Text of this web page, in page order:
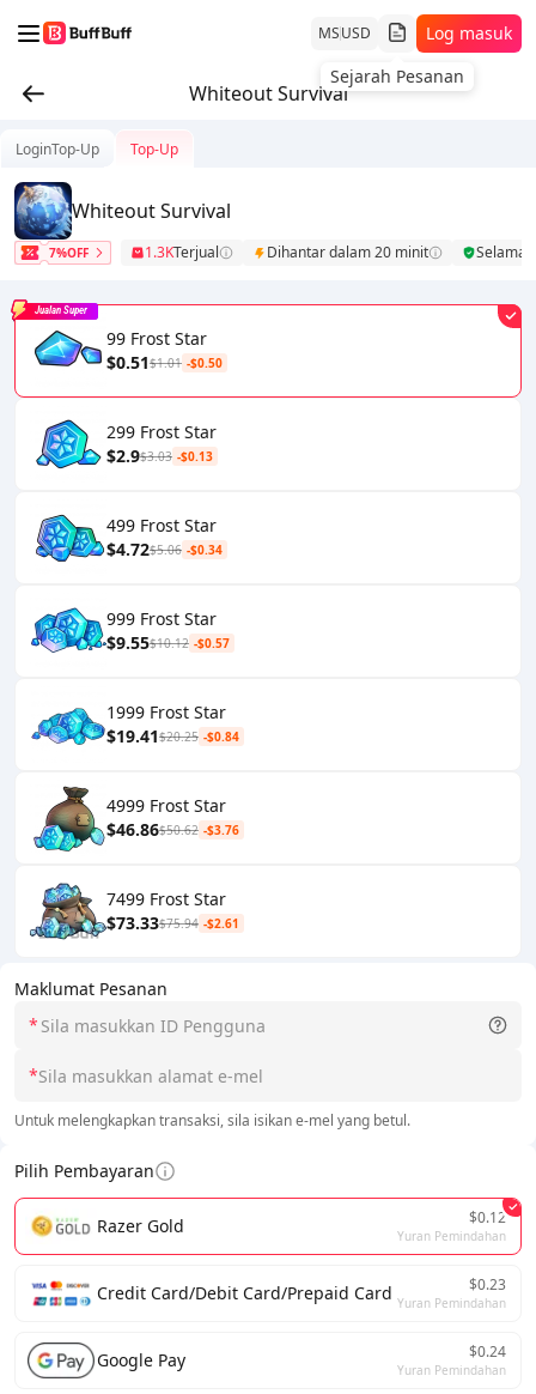
MSUSD Log masuk
Whiteout Survival
Maklumat Pesanan
*
*
Untuk melengkapkan transaksi, sila isikan e-mel yang betul.
Pilih Pembayaran
Razer Gold $0.12
Yuran Pemindahan
Credit Card/Debit Card/Prepaid Card $0.23
Yuran Pemindahan
Google Pay $0.24
Yuran Pemindahan
LoginTop-Up Top-Up
Whiteout Survival
7%OFF 1.3KTerjual Dihantar dalam 20 minit Selamat
99 Frost Star
$0.51$1.01 -$0.50
Jualan Super
299 Frost Star
$2.9$3.03 -$0.13
499 Frost Star
$4.72$5.06 -$0.34
999 Frost Star
$9.55$10.12 -$0.57
1999 Frost Star
$19.41$20.25 -$0.84
4999 Frost Star
$46.86$50.62 -$3.76
7499 Frost Star
$73.33$75.94 -$2.61